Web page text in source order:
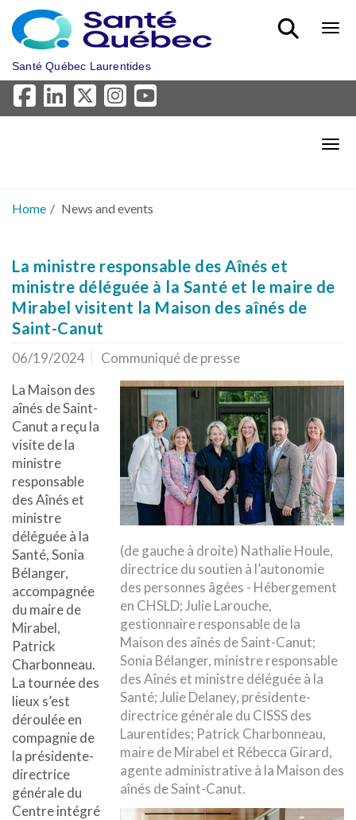
Skip to main content
Santé Québec Laurentides
Home News and events
La ministre responsable des Aînés et
ministre déléguée à la Santé et le maire de
Mirabel visitent la Maison des aînés de
Saint-Canut
06/19/2024 Communiqué de presse
(de gauche à droite) Nathalie Houle,
directrice du soutien à l’autonomie
des personnes âgées - Hébergement
en CHSLD; Julie Larouche,
gestionnaire responsable de la
Maison des aînés de Saint-Canut;
Sonia Bélanger, ministre responsable
des Aînés et ministre déléguée à la
Santé; Julie Delaney, présidente-
directrice générale du CISSS des
Laurentides; Patrick Charbonneau,
maire de Mirabel et Rébecca Girard,
agente administrative à la Maison des
aînés de Saint-Canut.
La Maison des
aînés de Saint-
Canut a reçu la
visite de la
ministre
responsable
des Aînés et
ministre
déléguée à la
Santé, Sonia
Bélanger,
accompagnée
du maire de
Mirabel,
Patrick
Charbonneau.
La tournée des
lieux s’est
déroulée en
compagnie de
la présidente-
directrice
générale du
Centre intégré